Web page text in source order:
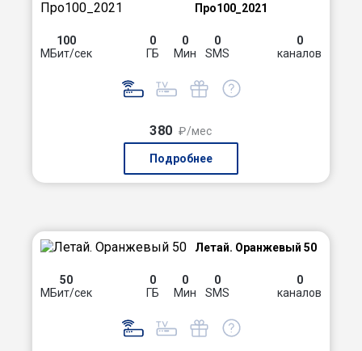
Про100_2021
100
МБит/сек
0
ГБ
0
Мин
0
SMS
0
каналов
380 ₽/мес
Подробнее
Летай. Оранжевый 50
50
МБит/сек
0
ГБ
0
Мин
0
SMS
0
каналов